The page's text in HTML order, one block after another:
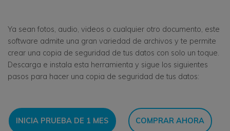
Ya sean fotos, audio, videos o cualquier otro documento, este
software admite una gran variedad de archivos y te permite
crear una copia de seguridad de tus datos con solo un toque.
Descarga e instala esta herramienta y sigue los siguientes
pasos para hacer una copia de seguridad de tus datos:
INICIA PRUEBA DE 1 MES COMPRAR AHORA